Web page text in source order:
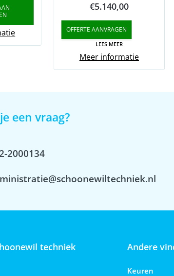
€5.140,00
OFFERTE AANVRAGEN
LEES MEER
Meer informatie
een vraag?
2000134
techniek Andere
Keuren